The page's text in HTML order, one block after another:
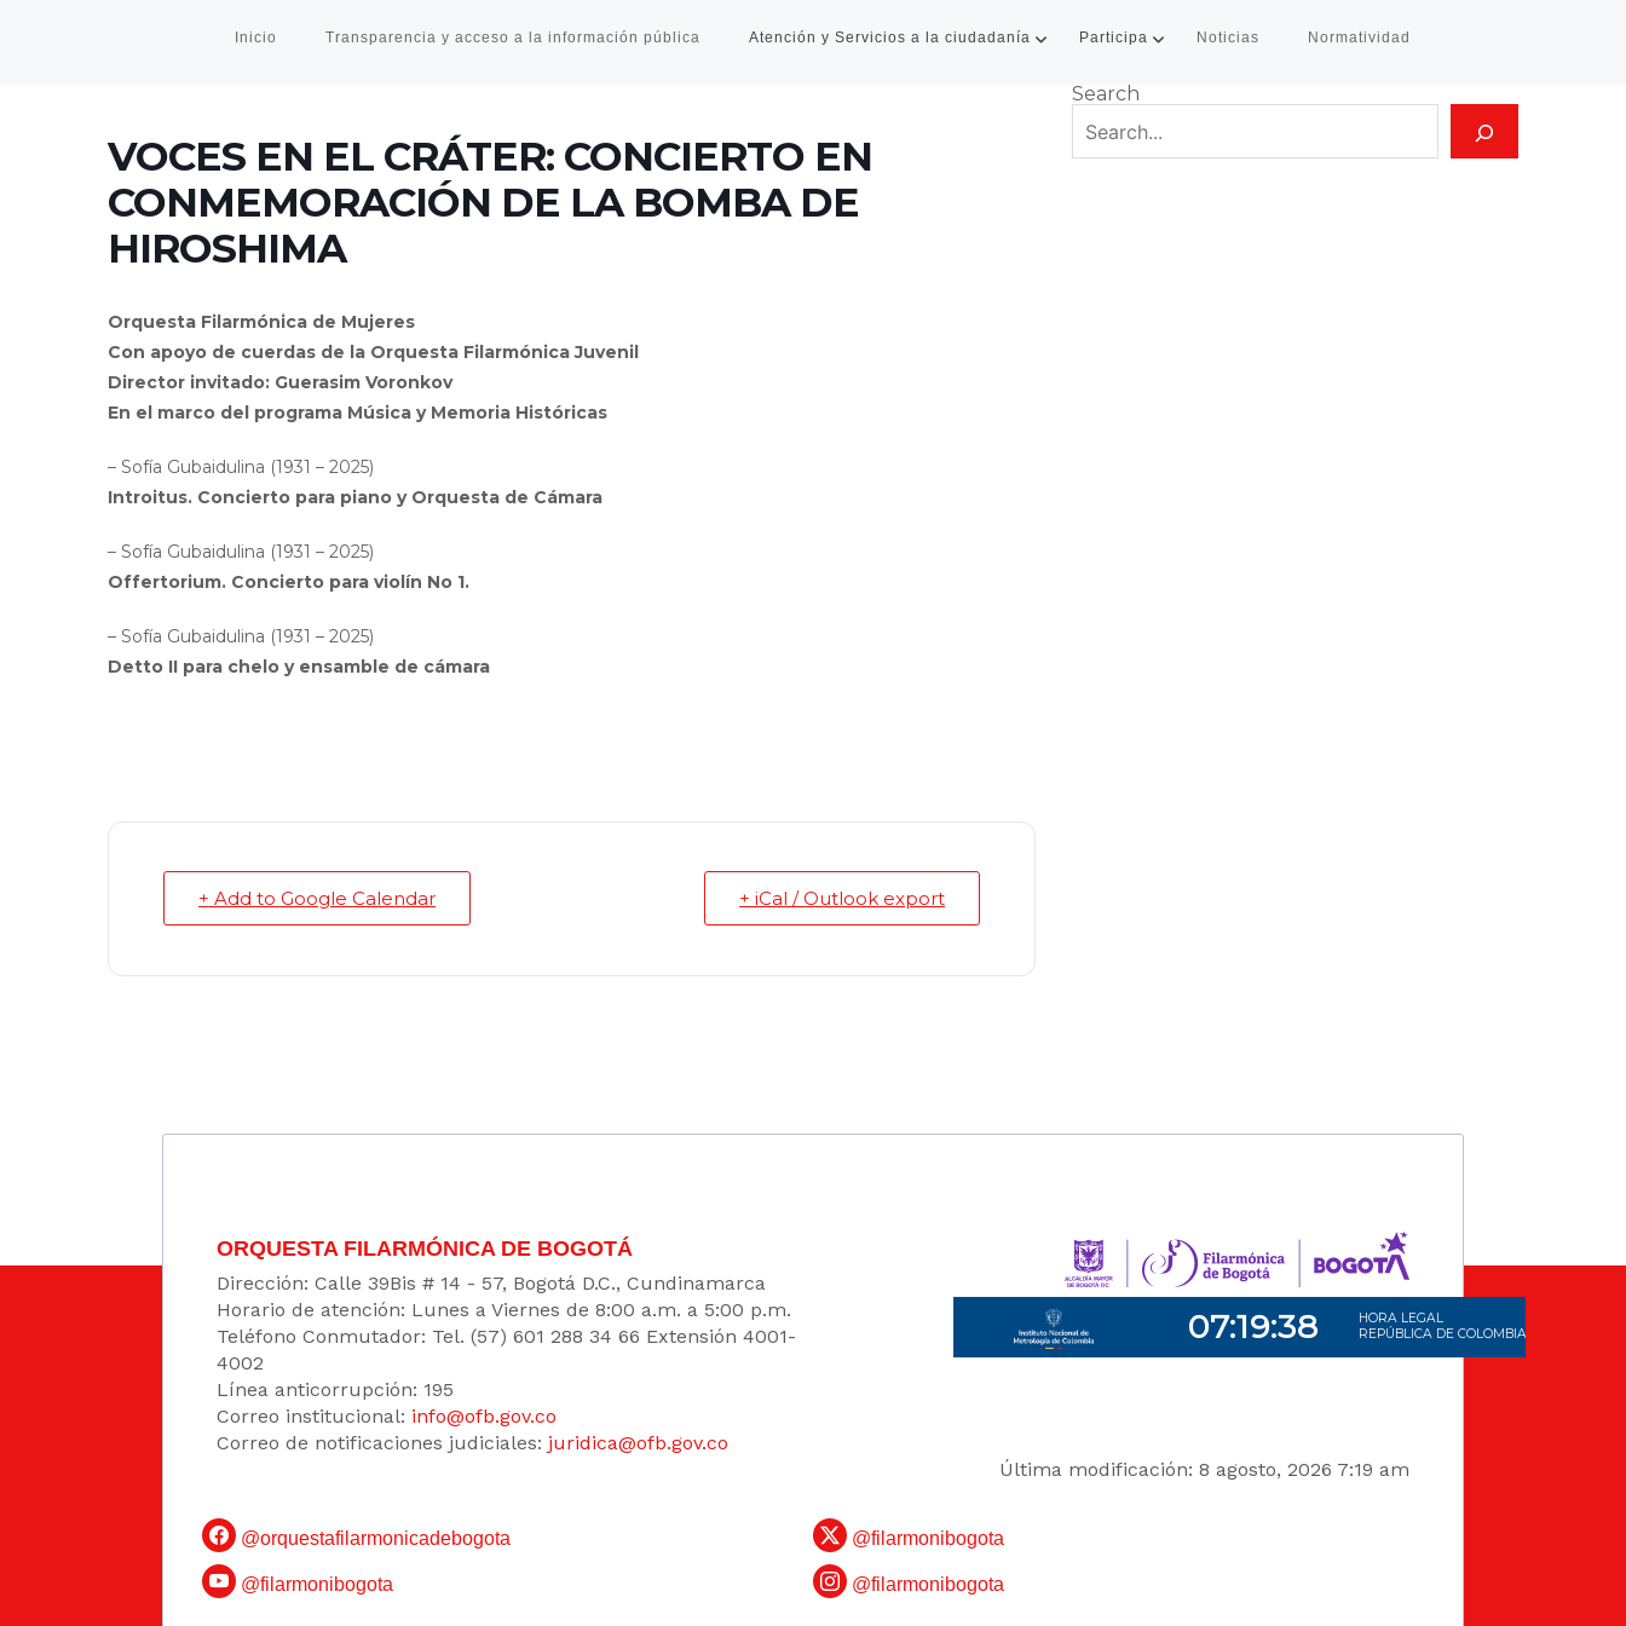
Inicio Transparencia y acceso a la información pública Atención y Servicios a la ciudadanía Participa Noticias Normatividad
VOCES EN EL CRÁTER: CONCIERTO EN
CONMEMORACIÓN DE LA BOMBA DE
HIROSHIMA
Orquesta Filarmónica de Mujeres
Con apoyo de cuerdas de la Orquesta Filarmónica Juvenil
Director invitado: Guerasim Voronkov
En el marco del programa Música y Memoria Históricas
– Sofía Gubaidulina (1931 – 2025)
Introitus. Concierto para piano y Orquesta de Cámara
– Sofía Gubaidulina (1931 – 2025)
Offertorium. Concierto para violín No 1.
– Sofía Gubaidulina (1931 – 2025)
Detto II para chelo y ensamble de cámara
+ Add to Google Calendar + iCal / Outlook export
Search
ORQUESTA FILARMÓNICA DE BOGOTÁ
Dirección: Calle 39Bis # 14 - 57, Bogotá D.C., Cundinamarca
Horario de atención: Lunes a Viernes de 8:00 a.m. a 5:00 p.m.
Teléfono Conmutador: Tel. (57) 601 288 34 66 Extensión 4001-
4002
Línea anticorrupción: 195
Correo institucional: info@ofb.gov.co
Correo de notificaciones judiciales: juridica@ofb.gov.co
Última modificación: 8 agosto, 2026 7:19 am
@orquestafilarmonicadebogota
@filarmonibogota
@filarmonibogota
@filarmonibogota